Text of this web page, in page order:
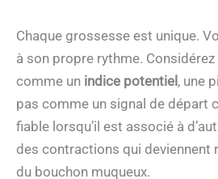
Chaque grossesse est unique.
à son propre rythme.
comme un indice potentiel, une
pas comme un signal de départ
fiable lorsqu’il est associé à
des contractions qui deviennent
du bouchon muqueux.